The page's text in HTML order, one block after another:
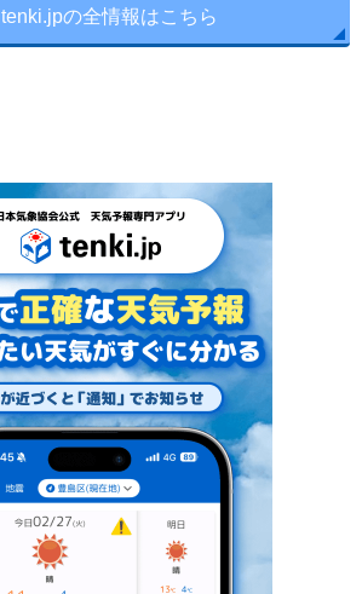
tenki.jpの全情報はこちら